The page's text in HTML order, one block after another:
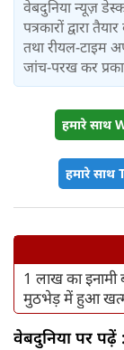
वेबदुनिया न्यूज़
पत्रकारों द्वारा
तथा रीयल-टाइम
जांच-परख कर
हमारे साथ
हमारे
1 लाख का
मुठभेड़ में हुआ
वेबदुनिया पर पढ़ें :